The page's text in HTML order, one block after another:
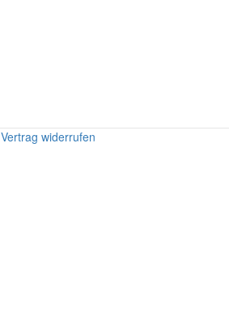
Vertrag widerrufen